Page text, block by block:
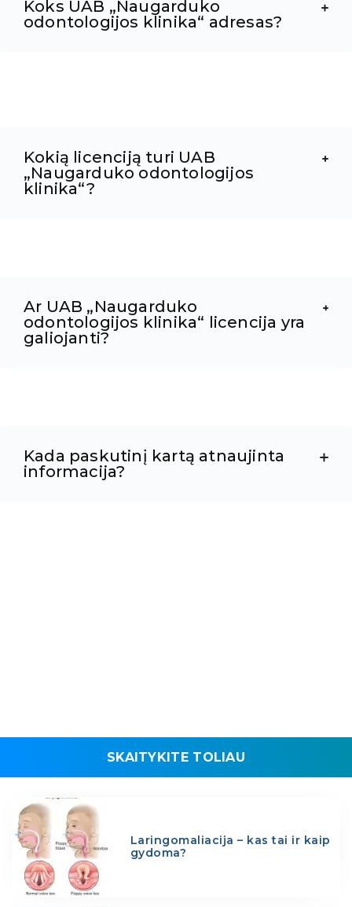
Koks UAB „Naugarduko
odontologijos klinika“ adresas?
Kokią licenciją turi UAB
„Naugarduko odontologijos
klinika“?
Ar UAB „Naugarduko
odontologijos klinika“ licencija yra
galiojanti?
Kada paskutinį kartą atnaujinta
informacija?
SKAITYKITE TOLIAU
Laringomaliacija – kas tai ir kaip
gydoma?